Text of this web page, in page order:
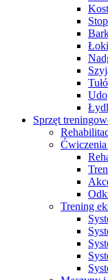
Udo
Sprzęt
Trening